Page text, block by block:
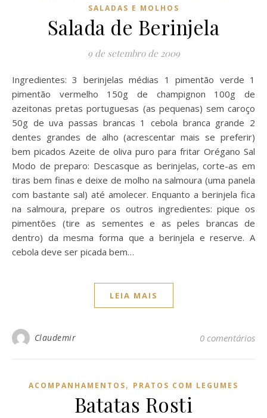
SALADAS E MOLHOS
Salada de Berinjela
9 de setembro de 2009
Ingredientes: 3 berinjelas médias 1 pimentão verde 1
pimentão vermelho 150g de champignon 100g de
azeitonas pretas portuguesas (as pequenas) sem caroço
50g de uva passas brancas 1 cebola branca grande 2
dentes grandes de alho (acrescentar mais se preferir)
bem picados Azeite de oliva puro para fritar Orégano Sal
Modo de preparo: Descasque as berinjelas, corte-as em
tiras bem finas e deixe de molho na salmoura (uma panela
com bastante sal) até amolecer. Enquanto a berinjela fica
na salmoura, prepare os outros ingredientes: pique os
pimentões (tire as sementes e as peles brancas de
dentro) da mesma forma que a berinjela e reserve. A
cebola deve ser picada bem…
LEIA MAIS
Claudemir 0 comentários
ACOMPANHAMENTOS, PRATOS COM LEGUMES
Batatas Rosti